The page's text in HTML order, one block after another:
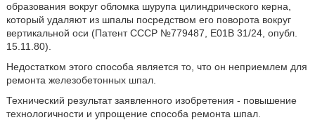
образования вокруг обломка шурупа цилиндрического керна,
который удаляют из шпалы посредством его поворота вокруг
вертикальной оси (Патент СССР №779487, Е01В 31/24, опубл.
15.11.80).
Недостатком этого способа является то, что он неприемлем для
ремонта железобетонных шпал.
Технический результат заявленного изобретения - повышение
технологичности и упрощение способа ремонта шпал.